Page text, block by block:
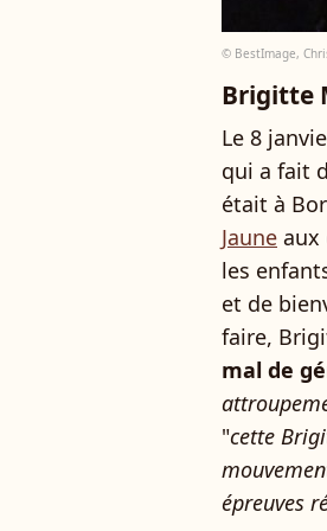
© BestImage,
Brigitte
Le 8
qui a fait
était à
Jaune aux
les
et de
faire,
mal de
"cette
épreuves